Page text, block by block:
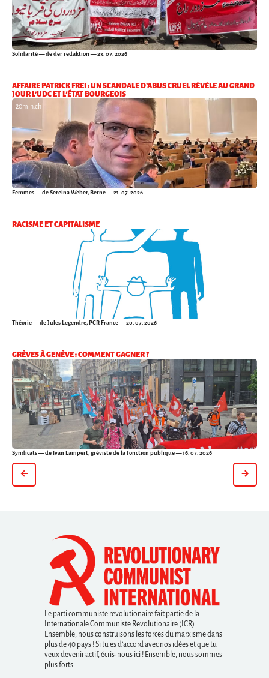
Solidarité— de der redaktion — 23. 07. 2026
AFFAIRE PATRICK FREI : UN SCANDALE D’ABUS CRUEL RÉVÈLE AU GRAND
JOUR L’UDC ET L’ÉTAT BOURGEOIS
20min.ch
Femmes— de Sereina Weber, Berne — 21. 07. 2026
RACISME ET CAPITALISME
Théorie— de Jules Legendre, PCR France — 20. 07. 2026
GRÈVES À GENÈVE : COMMENT GAGNER ?
Syndicats— de Ivan Lampert, gréviste de la fonction publique — 16. 07. 2026
Le parti communiste revolutionaire fait partie de la
Internationale Communiste Revolutionaire (ICR).
Ensemble, nous construisons les forces du marxisme dans
plus de 40 pays ! Si tu es d’accord avec nos idées et que tu
veux devenir actif, écris-nous ici ! Ensemble, nous sommes
plus forts.